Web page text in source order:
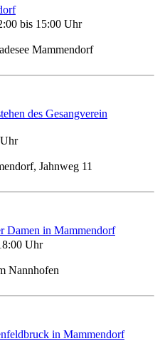
bis 15:00 Uhr
Mammendorf
des Gesangverein
Jahnweg 11
Damen in Mammendorf
Uhr
Nannhofen
in Mammendorf